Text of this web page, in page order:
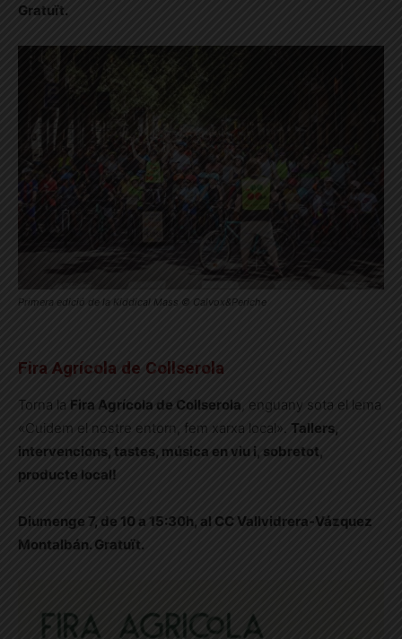
Gratuït.
Primera edició de la Kiddical Mass © Calvox&Periche
Fira Agrícola de Collserola
Torna la Fira Agrícola de Collserola , enguany sota el lema
«Cuidem el nostre entorn, fem xarxa local». Tallers,
intervencions, tastes, música en viu i, sobretot,
producte local!
Diumenge 7, de 10 a 15:30h, al CC Vallvidrera-Vázquez
Montalbán. Gratuït.